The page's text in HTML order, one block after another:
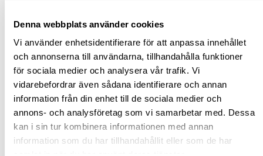
Denna webbplats använder cookies
Vi använder enhetsidentifierare för att anpassa innehållet
och annonserna till användarna, tillhandahålla funktioner
för sociala medier och analysera vår trafik. Vi
vidarebefordrar även sådana identifierare och annan
information från din enhet till de sociala medier och
annons- och analysföretag som vi samarbetar med. Dessa
kan i sin tur kombinera informationen med annan
information som du har tillhandahållit eller som de har
Jönköping butik Slut i lager
Malmö butik Slut i lager
Stockholm butik Slut i lager
Snabba leveranser
Hämta i butik
Ledande leverantör i Sverige